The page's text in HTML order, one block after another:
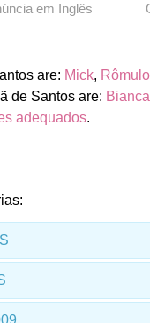
em Inglês
are: Mick, Rômulo
de Santos are: Bianca
adequados.